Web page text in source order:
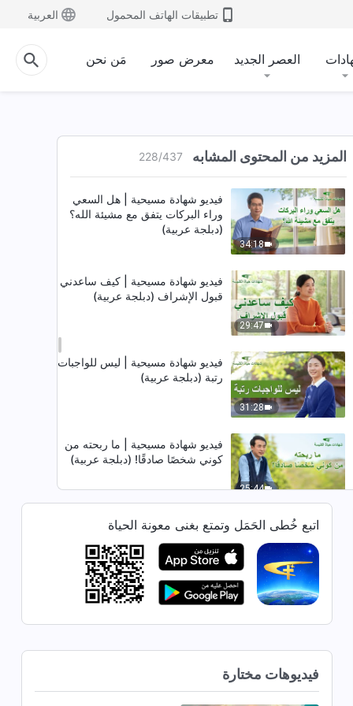
تطبيقات الهاتف المحمول العربية
العصر الجديد معرض صور مَن نحن
المزيد من المحتوى المشابه 228/437 33:00
عربية)
34:18
فيديو شهادة مسيحية | هل السعي
وراء البركات يتفق مع مشيئة الله؟
(دبلجة عربية)
29:47
فيديو شهادة مسيحية | كيف ساعدني
قبول الإشراف (دبلجة عربية)
31:28
فيديو شهادة مسيحية | ليس للواجبات
رتبة (دبلجة عربية)
25:44
فيديو شهادة مسيحية | ما ربحته من
كوني شخصًا صادقًا! (دبلجة عربية)
25:58
فيديو شهادة مسيحية | ماذا ربحتُ
من تهذيبي والتعامل معي (دبلجة
عربية)
34:59
فيديو شهادة مسيحية | الدروس التي
تعلَّمْتُها من إعفائي من العمل (دبلجة
فيديو شهادة مسيحية | الدروس التي
اتبع خُطى الحَمَل وتمتع بغنى معونة الحياة
فيديوهات مختارة